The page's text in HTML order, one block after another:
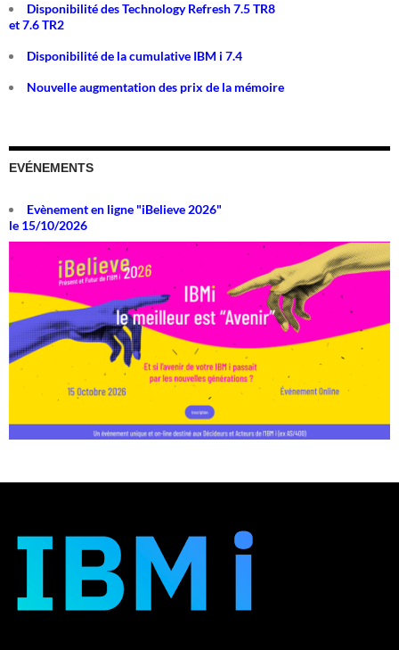
Disponibilité des Technology Refresh 7.5 TR8
et 7.6 TR2
Disponibilité de la cumulative IBM i 7.4
Nouvelle augmentation des prix de la mémoire
EVÉNEMENTS
Evènement en ligne "iBelieve 2026"
le 15/10/2026